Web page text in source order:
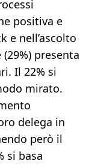
positiva e
e nell’ascolto
presenta
Il 22% si
mirato.
delega in
però il
si basa